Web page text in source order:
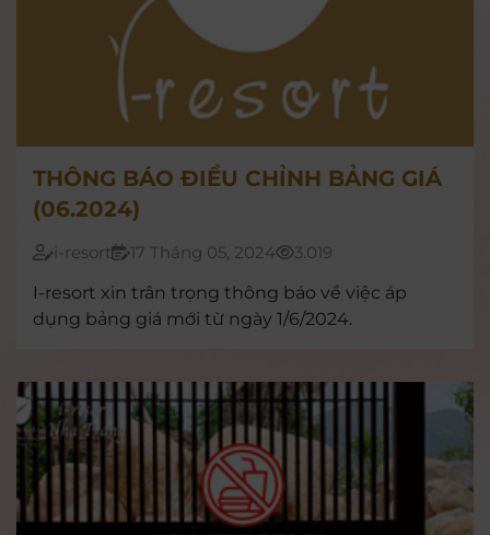
THÔNG BÁO ĐIỀU CHỈNH BẢNG GIÁ
(06.2024)
i-resort 17 Tháng 05, 2024
3.019
I-resort xin trân trọng thông báo về việc áp
dụng bảng giá mới từ ngày 1/6/2024.